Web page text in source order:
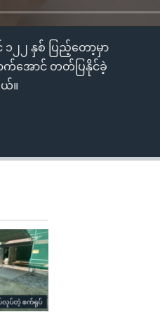
၂၂ နှစ် ပြည့်တော့မှာ
က်အောင် တတ်ပြနိုင်ခဲ့
ယ်။